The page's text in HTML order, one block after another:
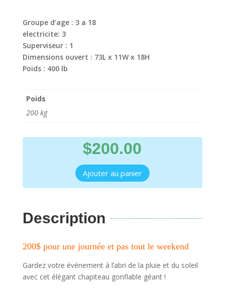
Groupe d’age : 3 a 18
electricite: 3
Superviseur : 1
Dimensions ouvert : 73L x 11W x 18H
Poids : 400 lb
Poids
200 kg
$200.00
Ajouter au panier
Description
200$ pour une journée et pas tout le weekend
Gardez votre événement à l’abri de la pluie et du soleil
avec cet élégant chapiteau gonflable géant !